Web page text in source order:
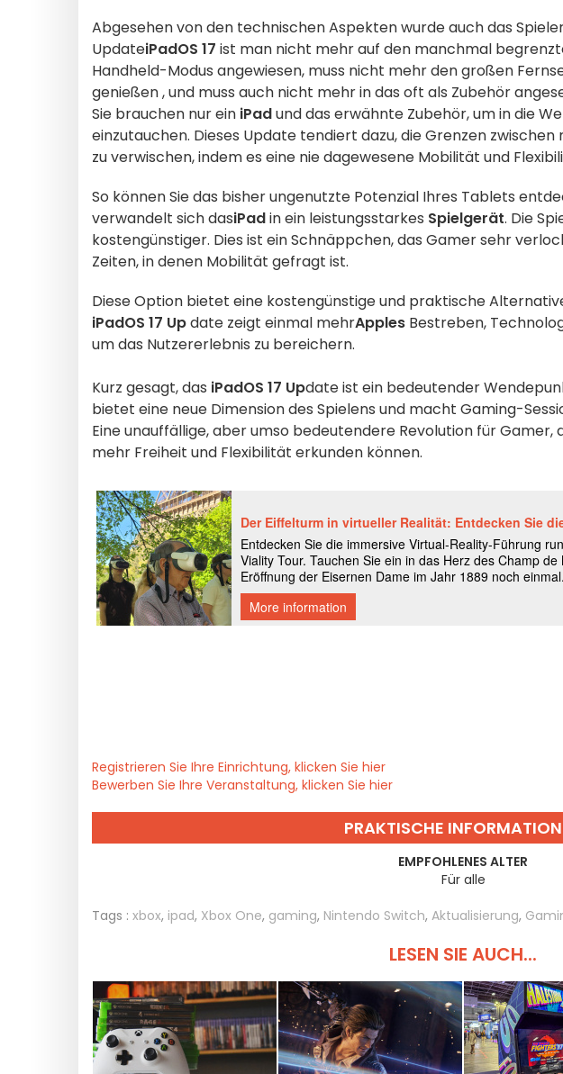
Abgesehen von den technischen Aspekten wurde auch das
UpdateiPadOS 17 ist man nicht mehr auf den manchmal
Handheld-Modus angewiesen, muss nicht mehrdengroßen
genießen, und muss auch nicht mehrindas oft als Zubehör
Sie brauchen nur ein iPadund das erwähnte Zubehör, um in die
einzutauchen. Dieses Update tendiert dazu, die Grenzen
zu verwischen, indem es eine nie dagewesene Mobilität und
So können Sie das bisher ungenutzte Potenzial Ihres Tablets
verwandelt sich dasiPadin ein leistungsstarkes Spielgerät. Die
kostengünstiger. Dies ist ein Schnäppchen, das Gamer sehr
Zeiten, in denen Mobilität gefragt ist.
Diese Option bietet eine kostengünstige und praktische
iPadOS 17 Update zeigt einmal mehrApples Bestreben,
um das Nutzererlebnis zu bereichern.
Kurz gesagt, das iPadOS 17 Updateist ein bedeutender
bietet eine neue Dimension des Spielens und macht Gaming-
Eine unauffällige, aber umso bedeutendere Revolution für
mehr Freiheit und Flexibilität erkunden können.
Registrieren Sie Ihre Einrichtung, klicken Sie hier
Bewerben Sie Ihre Veranstaltung, klicken Sie hier
PRAKTISCHE
EMPFOHLENES ALTER
Für alle
Tags : xbox, ipad, Xbox One, gaming, Nintendo Switch, Aktualisierung,
LESEN SIE AUCH...